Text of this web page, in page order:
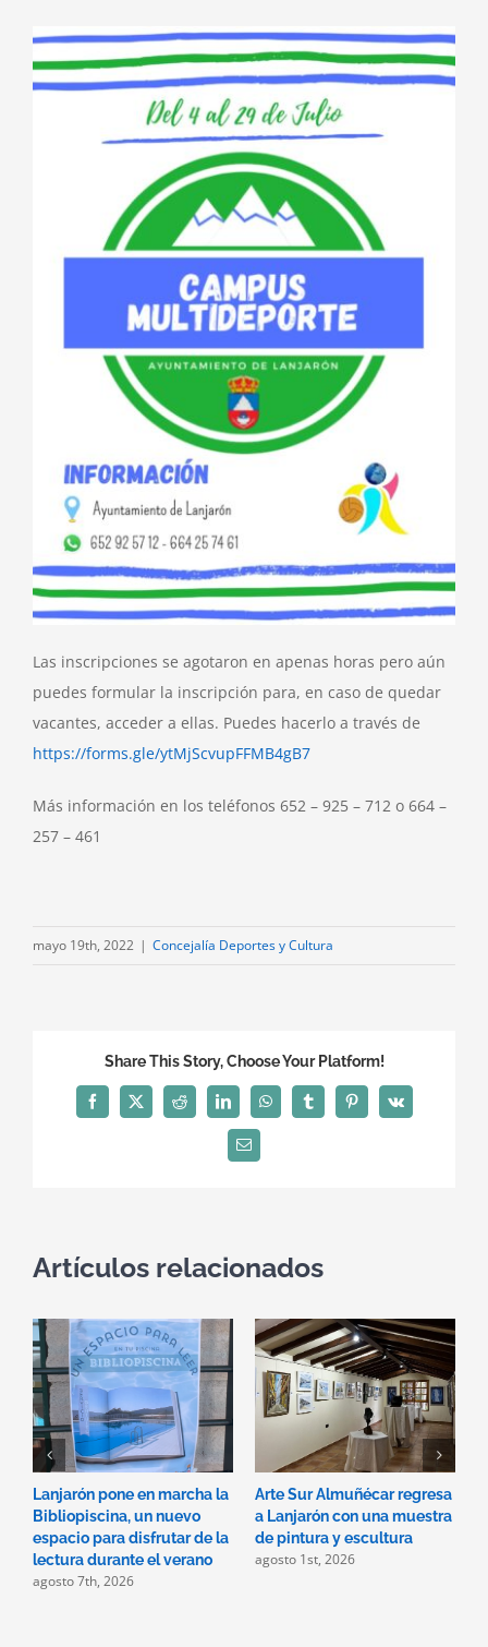
Las inscripciones se agotaron en apenas horas pero aún
puedes formular la inscripción para, en caso de quedar
vacantes, acceder a ellas. Puedes hacerlo a través de
https://forms.gle/ytMjScvupFFMB4gB7
Más información en los teléfonos 652 – 925 – 712 o 664 –
257 – 461
mayo 19th, 2022 | Concejalía Deportes y Cultura
Share This Story, Choose Your Platform!
Facebook
X Reddit LinkedInWhatsAppTumblrPinterest
Vk
Correo
Artículos relacionados
Lanjarón pone en marcha la
Bibliopiscina, un nuevo
espacio para disfrutar de la
lectura durante el verano
agosto 7th, 2026
Arte Sur Almuñécar regresa
a Lanjarón con una muestra
de pintura y escultura
agosto 1st, 2026